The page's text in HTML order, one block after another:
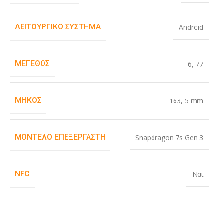
ΛΕΙΤΟΥΡΓΙΚΌ ΣΎΣΤΗΜΑ Android
ΜΈΓΕΘΟΣ 6, 77
ΜΉΚΟΣ 163, 5 mm
ΜΟΝΤΈΛΟ ΕΠΕΞΕΡΓΑΣΤΉ Snapdragon 7s Gen 3
NFC Ναι